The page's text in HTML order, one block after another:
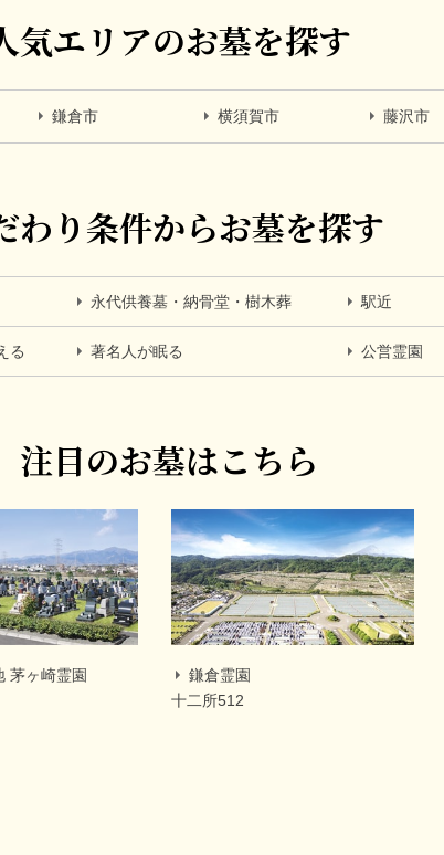
気エリアのお墓を探す
鎌倉市 横須賀市 藤沢市
わり条件からお墓を探す
永代供養墓・納骨堂・樹木葬 駅近
る 著名人が眠る 公営霊園
注目のお墓はこちら
茅ヶ崎霊園
鎌倉霊園
十二所512